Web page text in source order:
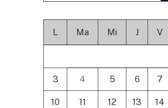
L Ma Mi J V
3 4 5 6 7
10 11 12 13 14